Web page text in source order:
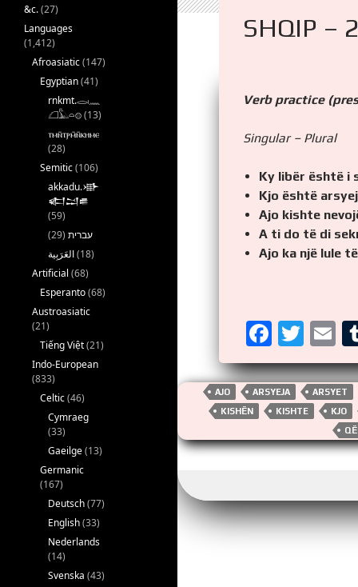
SHQIP –
Verb practice
Singular – Plural
Ky libër është i
Kjo është
Ajo kishte
A ti do të di
Ajo ka një lule
F
a
ce
b
o
o
T
wi
tt
er
E
m
AJO ARSYEJA
ARSYET
KISHËN
KISHTE
KJO
QË
&c.(27)
Languages
(1,412)
Afroasiatic(147)
Egyptian(41)
rnkmt.𓂋𓏺𓈖
𓆎𓅓𓏏𓊖(13)
ⲧⲙⲛ̄ⲧⲣⲙ̄ⲛ̄ⲕⲏⲙⲉ
(28)
Semitic(106)
akkadu.𒀝
𒅗𒁺𒌑
(59)
עברית (29)
(18)
Artificial (68)
Esperanto(68)
Austroasiatic
(21)
Tiếng Việt(21)
Indo-European
(833)
Celtic(46)
Cymraeg
(33)
Gaeilge(13)
Germanic
(167)
Deutsch(77)
English(33)
Nederlands
(14)
Svenska (43)